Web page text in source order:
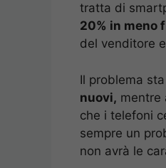
tratta di
20% in meno
del venditore
Il problema
nuovi, mentre
che i telefoni
sempre un
non avrà le